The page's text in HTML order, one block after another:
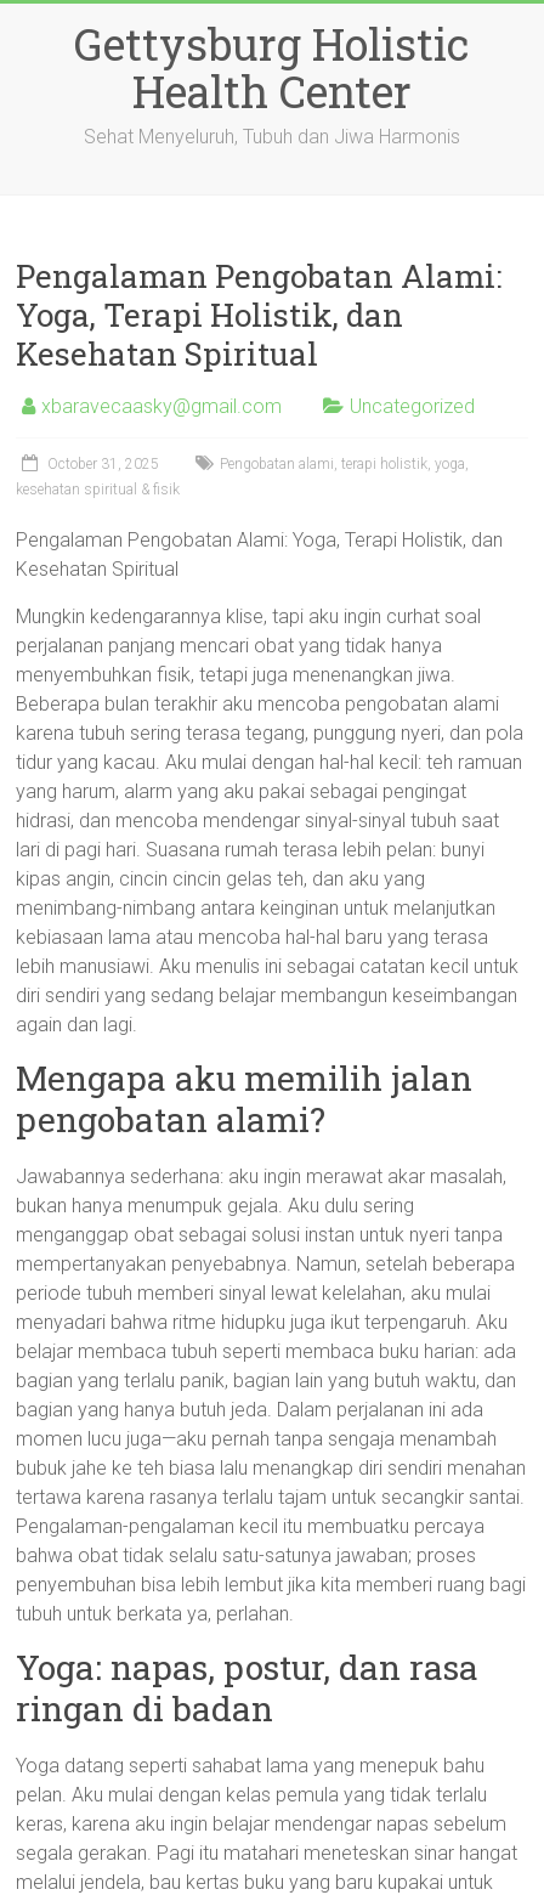
Gettysburg Holistic
Health Center
Sehat Menyeluruh, Tubuh dan Jiwa Harmonis
Pengalaman Pengobatan Alami:
Yoga, Terapi Holistik, dan
Kesehatan Spiritual
xbaravecaasky@gmail.com Uncategorized
October 31, 2025
Pengobatan alami, terapi holistik, yoga,
kesehatan spiritual & fisik
Pengalaman Pengobatan Alami: Yoga, Terapi Holistik, dan
Kesehatan Spiritual
Mungkin kedengarannya klise, tapi aku ingin curhat soal
perjalanan panjang mencari obat yang tidak hanya
menyembuhkan fisik, tetapi juga menenangkan jiwa.
Beberapa bulan terakhir aku mencoba pengobatan alami
karena tubuh sering terasa tegang, punggung nyeri, dan pola
tidur yang kacau. Aku mulai dengan hal-hal kecil: teh ramuan
yang harum, alarm yang aku pakai sebagai pengingat
hidrasi, dan mencoba mendengar sinyal-sinyal tubuh saat
lari di pagi hari. Suasana rumah terasa lebih pelan: bunyi
kipas angin, cincin cincin gelas teh, dan aku yang
menimbang-nimbang antara keinginan untuk melanjutkan
kebiasaan lama atau mencoba hal-hal baru yang terasa
lebih manusiawi. Aku menulis ini sebagai catatan kecil untuk
diri sendiri yang sedang belajar membangun keseimbangan
again dan lagi.
Mengapa aku memilih jalan
pengobatan alami?
Jawabannya sederhana: aku ingin merawat akar masalah,
bukan hanya menumpuk gejala. Aku dulu sering
menganggap obat sebagai solusi instan untuk nyeri tanpa
mempertanyakan penyebabnya. Namun, setelah beberapa
periode tubuh memberi sinyal lewat kelelahan, aku mulai
menyadari bahwa ritme hidupku juga ikut terpengaruh. Aku
belajar membaca tubuh seperti membaca buku harian: ada
bagian yang terlalu panik, bagian lain yang butuh waktu, dan
bagian yang hanya butuh jeda. Dalam perjalanan ini ada
momen lucu juga—aku pernah tanpa sengaja menambah
bubuk jahe ke teh biasa lalu menangkap diri sendiri menahan
tertawa karena rasanya terlalu tajam untuk secangkir santai.
Pengalaman-pengalaman kecil itu membuatku percaya
bahwa obat tidak selalu satu-satunya jawaban; proses
penyembuhan bisa lebih lembut jika kita memberi ruang bagi
tubuh untuk berkata ya, perlahan.
Yoga: napas, postur, dan rasa
ringan di badan
Yoga datang seperti sahabat lama yang menepuk bahu
pelan. Aku mulai dengan kelas pemula yang tidak terlalu
keras, karena aku ingin belajar mendengar napas sebelum
segala gerakan. Pagi itu matahari meneteskan sinar hangat
melalui jendela, bau kertas buku yang baru kupakai untuk